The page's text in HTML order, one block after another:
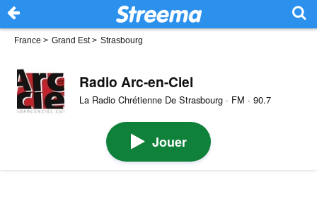
France > Grand Est> Strasbourg
Radio Arc-en-Ciel
La Radio Chrétienne De Strasbourg · FM · 90.7
Jouer